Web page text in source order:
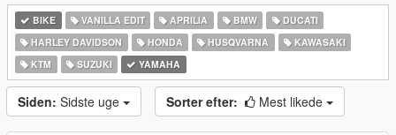
BIKE VANILLA EDIT APRILIA BMW
DUCATI
HARLEY DAVIDSON
HONDA HUSQVARNA
KAWASAKI
KTM
SUZUKI YAMAHA
Siden: Sidste uge Sorter efter: Mest likede